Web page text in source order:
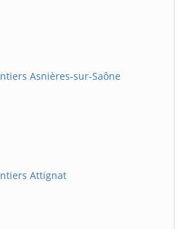
Asnières-sur-Saône
Attignat